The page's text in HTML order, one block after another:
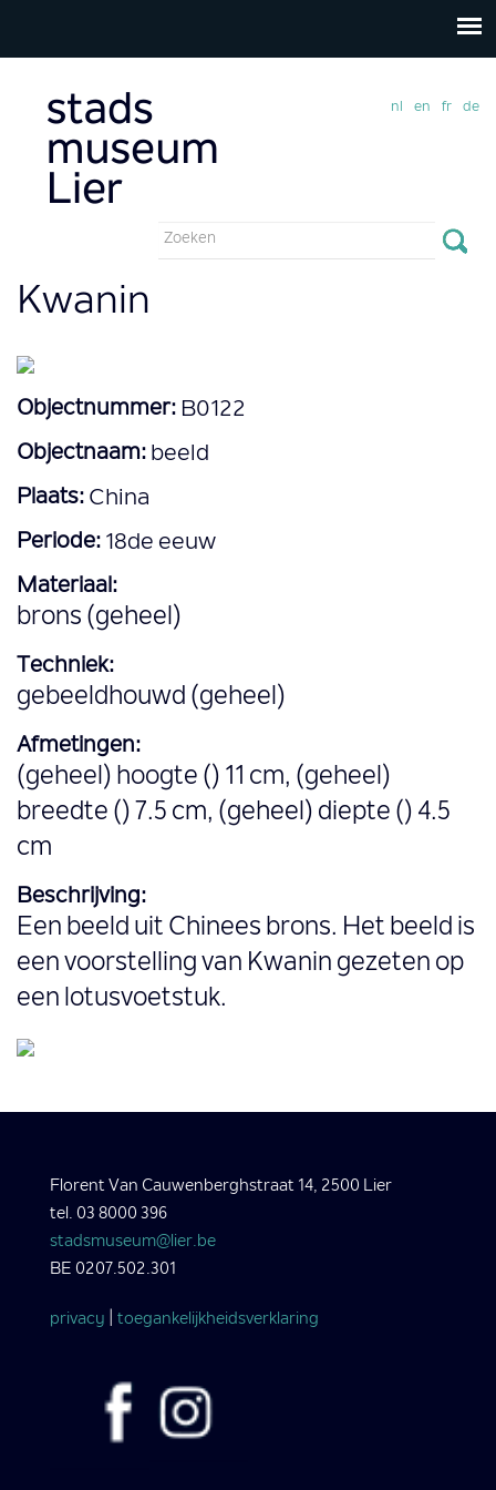
Zoekveld
nl en fr de
Kwanin
Objectnummer: B0122
Objectnaam: beeld
Plaats: China
Periode: 18de eeuw
Materiaal:
brons (geheel)
Techniek:
gebeeldhouwd (geheel)
Afmetingen:
(geheel) hoogte () 11 cm, (geheel)
breedte () 7.5 cm, (geheel) diepte () 4.5
cm
Beschrijving:
Een beeld uit Chinees brons. Het beeld is
een voorstelling van Kwanin gezeten op
een lotusvoetstuk.
Florent Van Cauwenberghstraat 14, 2500 Lier
tel. 03 8000 396
stadsmuseum@lier.be
BE 0207.502.301
privacy toegankelijkheidsverklaring